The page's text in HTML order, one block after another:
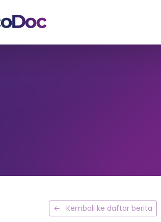
← Kembali ke daftar berita